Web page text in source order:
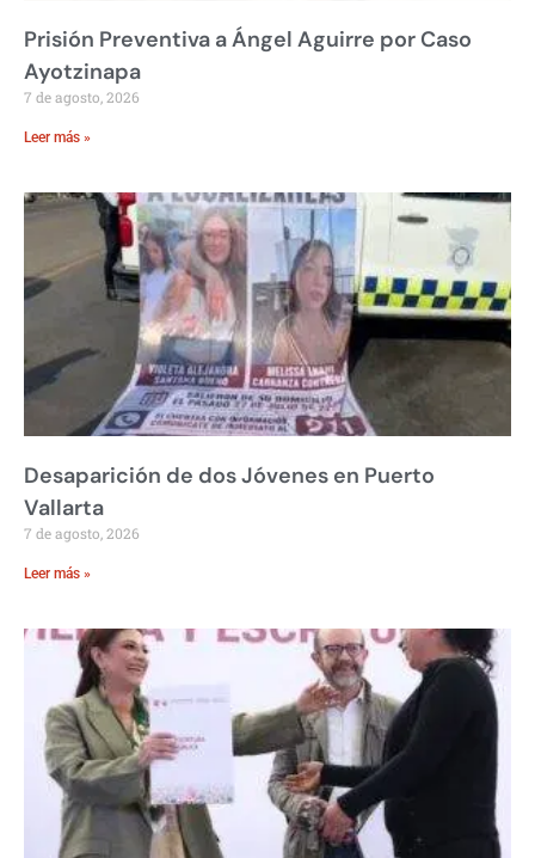
Prisión Preventiva a Ángel Aguirre por Caso
Ayotzinapa
7 de agosto, 2026
Leer más »
Desaparición de dos Jóvenes en Puerto
Vallarta
7 de agosto, 2026
Leer más »